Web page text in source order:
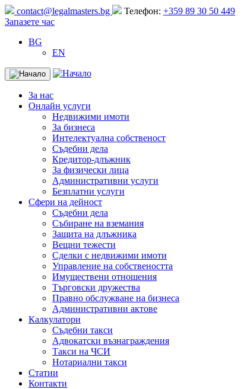
Продължете
към
contact@legalmasters.bg Телефон: +359 89 30 50 449
Запазете час
BG
EN
Меню
За нас
Онлайн услуги
Недвижими имоти
За бизнеса
Интелектуална собственост
Съдебни дела
Кредитор-длъжник
За физически лица
Административни услуги
Безплатни услуги
Сфери на дейност
Съдебни дела
Събиране на вземания
Защита на длъжника
Вещни тежести
Сделки с недвижими имоти
Управление на собствеността
Имуществени отношения
Търговски дружества
Правно обслужване на бизнеса
Административни актове
Калкулатори
Съдебни такси
Адвокатски възнаграждения
Такси на ЧСИ
Нотариални такси
Статии
Контакти